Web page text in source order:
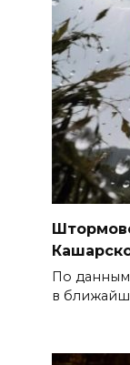
По данным
в